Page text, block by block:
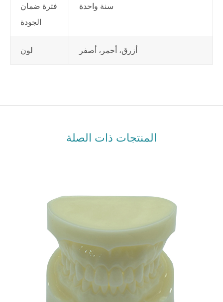
فترة ضمان
الجودة
سنة واحدة
لون أزرق، أحمر، أصفر
المنتجات ذات الصلة